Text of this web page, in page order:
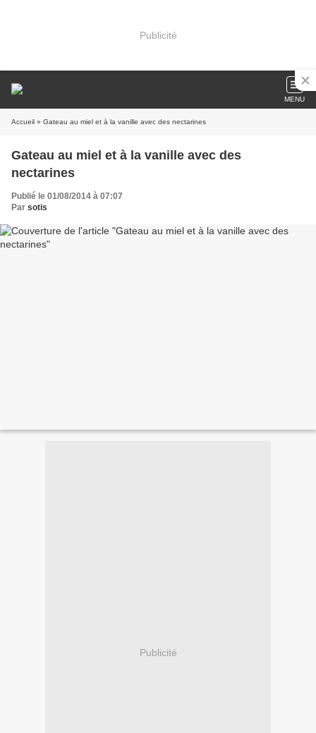
Publicité
MENU
Accueil » Gateau au miel et à la vanille avec des nectarines
Gateau au miel et à la vanille avec des
nectarines
Publié le 01/08/2014 à 07:07
Par sotis
Publicité